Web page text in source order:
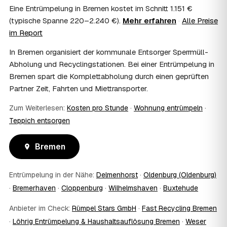
Wohnungsauflösung im Rahmen von Sozialhilfe oder
einem vom Amt veranlassten Umzug. Wichtig: Den Antrag
stellen Sie vor Auftragserteilung beim zuständigen Amt
und holen die Kostenübernahme schriftlich ein. AWL
über die Kostenübernahme.
08 Bekomme ich einen Entsorgungsnachweis?
Ja. Die Partner entsorgen über zugelassene Höfe und
stellen auf Wunsch einen Entsorgungsnachweis aus —
oder die eigene Dokumentation.
09 Muss ich bei der Entrümpelung anwesend sein?
Nicht zwingend. Viele Kunden in Bremen sind nur zur
Übergabe und zum Abschluss vor Ort; den genauen
Ablauf — etwa die Schlüsselübergabe — stimmen Sie
10 Was ist im Festpreis enthalten?
Der Festpreis deckt in der Regel das komplette
fachgerechte Entsorgung ab — auf Wunsch inklusive
besenreiner Übergabe. Es gibt keine versteckten
Eine Entrümpelung in Bremen kostet im Schnitt 1.151 €
(typische Spanne 220–2.240 €). Mehr erfahren · Alle Preise
im Report
In Bremen organisiert der kommunale Entsorger Sperrmüll-
Abholung und Recyclingstationen. Bei einer Entrümpelung in
Bremen spart die Komplettabholung durch einen geprüften
Partner Zeit, Fahrten und Miettransporter.
Zum Weiterlesen: Kosten pro Stunde · Wohnung entrümpeln ·
Teppich entsorgen
Bremen
Entrümpelung in der Nähe: Delmenhorst · Oldenburg (Oldenburg)
· Bremerhaven · Cloppenburg · Wilhelmshaven · Buxtehude
Anbieter im Check: Rümpel Stars GmbH · Fast Recycling Bremen
· Löhrig Entrümpelung & Haushaltsauflösung Bremen · Weser